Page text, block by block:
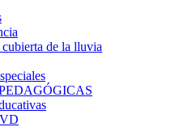
de la lluvia